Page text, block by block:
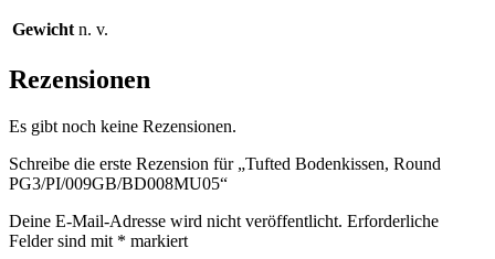
Gewicht n. v.
Rezensionen
Es gibt noch keine Rezensionen.
Schreibe die erste Rezension für „Tufted Bodenkissen, Round
PG3/PI/009GB/BD008MU05“
Deine E-Mail-Adresse wird nicht veröffentlicht. Erforderliche
Felder sind mit * markiert